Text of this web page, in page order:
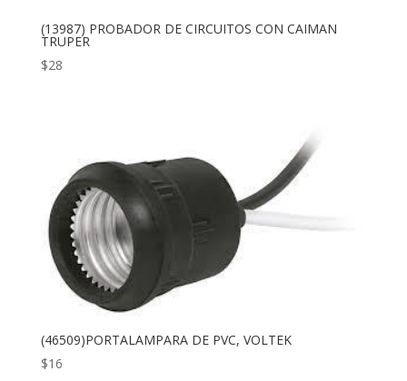
(13987) PROBADOR DE CIRCUITOS CON CAIMAN
TRUPER
$28
(46509)PORTALAMPARA DE PVC, VOLTEK
$16